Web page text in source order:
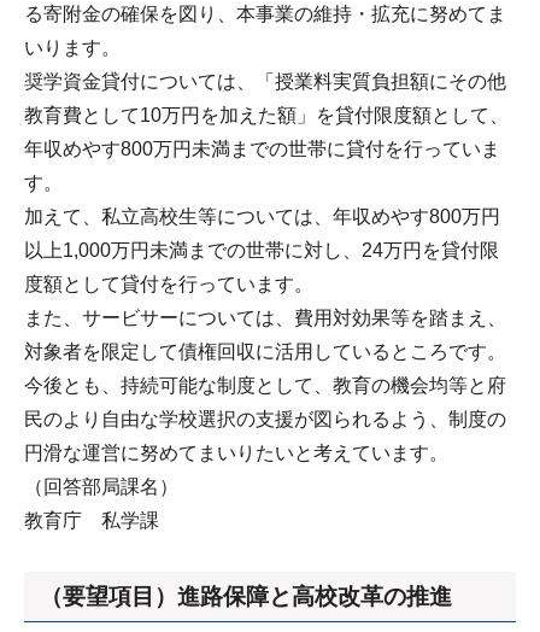
る寄附金の確保を図り、本事業の維持・拡充に努めてま
いります。
奨学資金貸付については、「授業料実質負担額にその他
教育費として10万円を加えた額」を貸付限度額として、
年収めやす800万円未満までの世帯に貸付を行っていま
す。
加えて、私立高校生等については、年収めやす800万円
以上1,000万円未満までの世帯に対し、24万円を貸付限
度額として貸付を行っています。
また、サービサーについては、費用対効果等を踏まえ、
対象者を限定して債権回収に活用しているところです。
今後とも、持続可能な制度として、教育の機会均等と府
民のより自由な学校選択の支援が図られるよう、制度の
円滑な運営に努めてまいりたいと考えています。
（回答部局課名）
教育庁 私学課
（要望項目）進路保障と高校改革の推進